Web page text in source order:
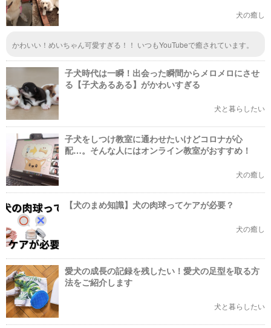
犬の癒し
かわいい！めいちゃん可愛すぎる！！ いつもYouTubeで癒されています。
子犬時代は一瞬！出会った瞬間からメロメロにさせ
る【子犬あるある】がかわいすぎる
犬と暮らしたい
子犬をしつけ教室に通わせたいけどコロナが心
配…。そんな人にはオンライン教室がおすすめ！
犬の癒し
【犬のまめ知識】犬の肉球ってケアが必要？
犬の癒し
愛犬の成長の記録を残したい！愛犬の足型を取る方
法をご紹介します
犬と暮らしたい